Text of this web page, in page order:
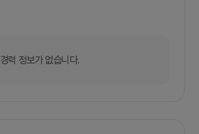
경력 정보가 없습니다.